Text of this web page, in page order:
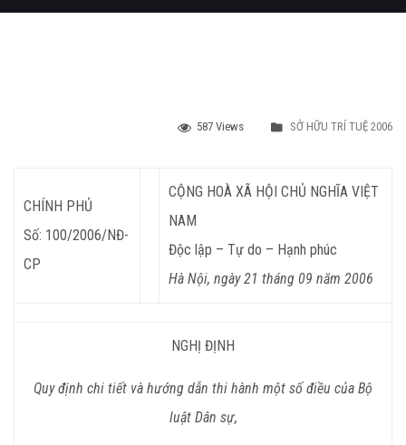
587 Views SỞ HỮU TRÍ TUỆ 2006
CHÍNH PHỦ
Số: 100/2006/NĐ-
CP
CỘNG HOÀ XÃ HỘI CHỦ NGHĨA VIỆT
NAM
Độc lập – Tự do – Hạnh phúc
Hà Nội, ngày 21 tháng 09 năm 2006
NGHỊ ĐỊNH
Quy định chi tiết và hướng dẫn thi hành một số điều của Bộ
luật Dân sự,